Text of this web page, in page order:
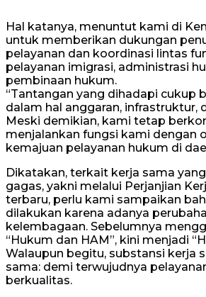
Hal katanya, menuntut kami di
untuk memberikan dukungan
pelayanan dan koordinasi lintas
pelayanan imigrasi, administrasi
pembinaan hukum.
“Tantangan yang dihadapi cukup
dalam hal anggaran, infrastruktur,
Meski demikian, kami tetap
menjalankan fungsi kami dengan
kemajuan pelayanan hukum di
Dikatakan, terkait kerja sama
gagas, yakni melalui Perjanjian
terbaru, perlu kami sampaikan
dilakukan karena adanya
kelembagaan. Sebelumnya
“Hukum dan HAM”, kini menjadi
Walaupun begitu, substansi kerja
sama: demi terwujudnya
berkualitas.